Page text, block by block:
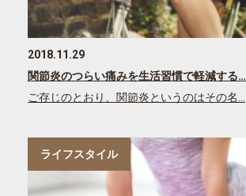
2018.11.29
関節炎のつらい痛みを生活習慣で軽減する…
ご存じのとおり、関節炎というのはその名…
ライフスタイル